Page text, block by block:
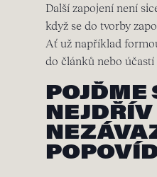
Další zapojení není
když se do tvorby
Ať už například
do článků nebo účastí
POJĎME
NEJDŘÍV